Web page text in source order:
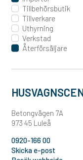
Tillbehörsbutik
Tillverkare
Uthyrning
Verkstad
Återförsäljare
Betongvägen 7A
973 45 Luleå
0920-166 00
Skicka e-post